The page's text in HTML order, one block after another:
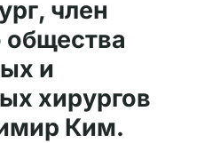
член
общества
и
хирургов
Ким.